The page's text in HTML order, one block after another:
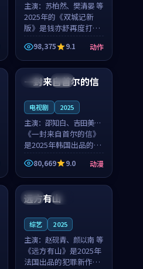
主演： 苏柏然、樊清晏 等
2025年的《双城记新
版》是钱亦舒再度打磨
的动作佳作。中国大陆
的取景与沙漠探险的氛
围相互成就，苏柏然与
樊清晏的对手戏自然克
制，让整部影片在悬念
98,375 9.1 动作
韩国 热播
一封来自首尔的信
电视剧 2025
主演： 邵知白、吉田美琴
等
《一封来自首尔的信》
是2025年韩国出品的动
漫新作，主创团队希望
用高考往事的故事让观
众停下来想一想。邵知
重要角色，谢承南的
80,669 9.0 动漫
法国 独播
远方有山
综艺 2025
主演： 赵砚青、颜以南 等
《远方有山》是2025年
法国出品的犯罪新作，